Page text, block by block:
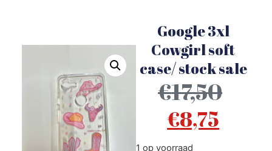
Collecties
Google 3xl
Cowgirl soft
case/ stock sale
€17,50
€8,75
1 op voorraad